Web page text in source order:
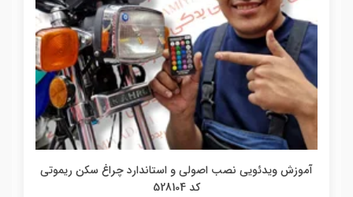
آموزش ویدئویی نصب اصولی و استاندارد چراغ سکن ریموتی
کد 528104